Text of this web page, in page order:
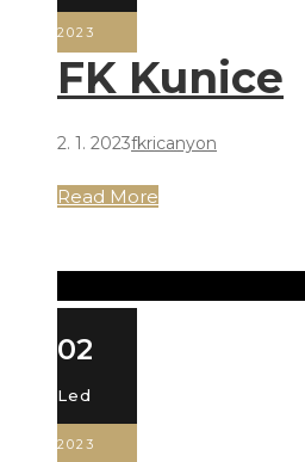
2023
FK Kunice
2. 1. 2023fkricanyon
Read More
02
Led
2023